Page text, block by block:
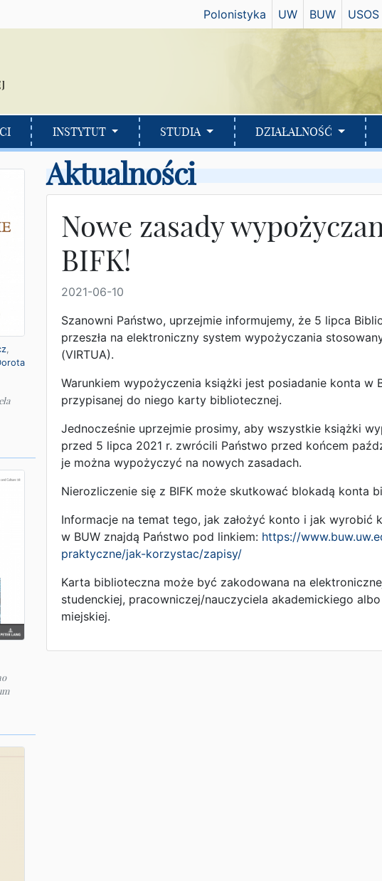
Polonistyka UW BUW USOS
INSTYTUT STUDIA DZIAŁALNOŚĆ
,
Aktualności
Nowe zasady
BIFK!
2021-06-10
Szanowni Państwo, uprzejmie informujemy, że 5 lipca
przeszła na elektroniczny system wypożyczania
(VIRTUA).
Warunkiem wypożyczenia książki jest posiadanie konta w
przypisanej do niego karty bibliotecznej.
Jednocześnie uprzejmie prosimy, aby wszystkie książki
przed 5 lipca 2021 r. zwrócili Państwo przed końcem
je można wypożyczyć na nowych zasadach.
Nierozliczenie się z BIFK może skutkować blokadą konta
Informacje na temat tego, jak założyć konto i jak wyrobić
w BUW znajdą Państwo pod linkiem: https://
praktyczne/jak-korzystac/zapisy/
Karta biblioteczna może być zakodowana na
studenckiej, pracowniczej/nauczyciela akademickiego
miejskiej.